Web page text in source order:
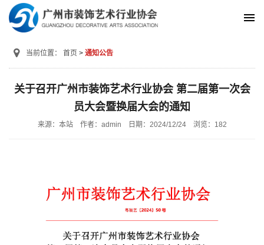
当前位置： 首页 通知公告
关于召开广州市装饰艺术行业协会 第二届第一次会
员大会暨换届大会的通知
来源：本站 作者：admin 日期：2024/12/24 浏览： 182